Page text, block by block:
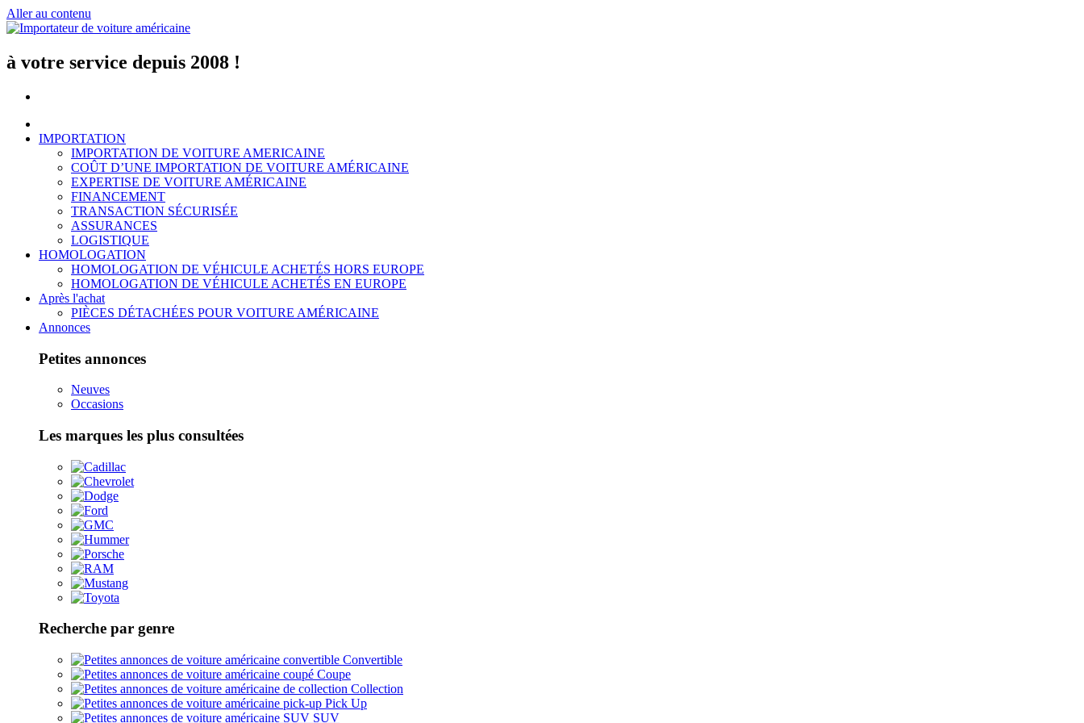
Aller au contenu
à votre service depuis 2008 !
IMPORTATION
IMPORTATION DE VOITURE AMERICAINE
COÛT D’UNE IMPORTATION DE VOITURE AMÉRICAINE
EXPERTISE DE VOITURE AMÉRICAINE
FINANCEMENT
TRANSACTION SÉCURISÉE
ASSURANCES
LOGISTIQUE
HOMOLOGATION
HOMOLOGATION DE VÉHICULE ACHETÉS HORS EUROPE
HOMOLOGATION DE VÉHICULE ACHETÉS EN EUROPE
Après l'achat
PIÈCES DÉTACHÉES POUR VOITURE AMÉRICAINE
Annonces
Petites annonces
Neuves
Occasions
Les marques les plus consultées
Recherche par genre
Convertible
Coupe
Collection
Pick Up
SUV